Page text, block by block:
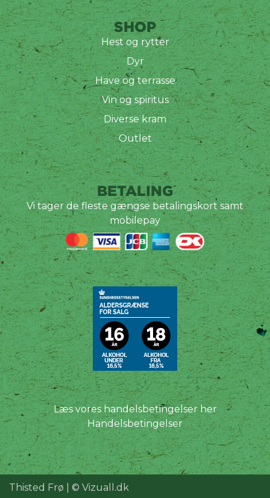
SHOP
Hest og rytter
Dyr
Have og terrasse
Vin og spiritus
Diverse kram
Outlet
BETALING
Vi tager de fleste gængse betalingskort samt
mobilepay
Læs vores handelsbetingelser her
Handelsbetingelser
Thisted Frø | © Vizuall.dk